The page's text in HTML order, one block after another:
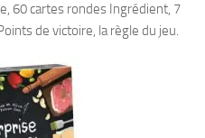
60 cartes rondes Ingrédient, 7
de victoire, la règle du jeu.